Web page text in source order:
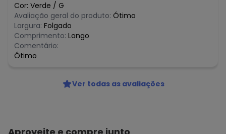
Cor: Verde / G
Avaliação geral do produto: Ótimo
Largura: Folgado
Comprimento: Longo
Comentário:
Ótimo
Ver todas as avaliações